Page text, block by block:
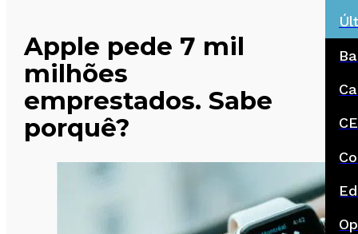
Apple pede 7 mil
milhões
emprestados. Sabe
porquê?